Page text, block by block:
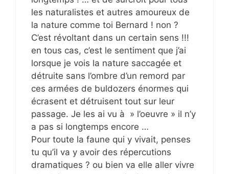
les naturalistes et autres amoureux de
la nature comme toi Bernard ! non ?
C’est révoltant dans un certain sens !!!
en tous cas, c’est le sentiment que j’ai
lorsque je vois la nature saccagée et
détruite sans l’ombre d’un remord par
ces armées de buldozers énormes qui
écrasent et détruisent tout sur leur
passage. Je les ai vu à » l’oeuvre » il n’y
a pas si longtemps encore …
Pour toute la faune qui y vivait, penses
tu qu’il va y avoir des répercutions
dramatiques ? ou bien va elle aller vivre